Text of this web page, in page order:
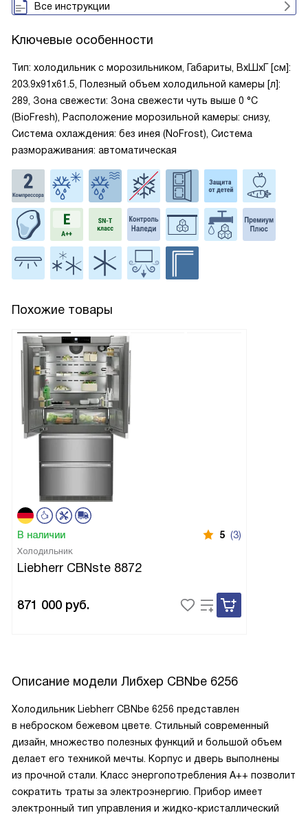
Все инструкции
Ключевые особенности
Тип: холодильник с морозильником, Габариты, ВxШxГ [см]:
203.9x91x61.5, Полезный объем холодильной камеры [л]:
289, Зона свежести: Зона свежести чуть выше 0 °С
(BioFresh), Расположение морозильной камеры: снизу,
Система охлаждения: без инея (NoFrost), Система
размораживания: автоматическая
Похожие товары
В наличии 5 (3)
Холодильник
Liebherr CBNste 8872
871 000 руб.
Описание модели Либхер CBNbe 6256
Холодильник Liebherr CBNbe 6256 представлен
в неброском бежевом цвете. Стильный современный
дизайн, множество полезных функций и большой объем
делает его техникой мечты. Корпус и дверь выполнены
из прочной стали. Класс энергопотребления А++ позволит
сократить траты за электроэнергию. Прибор имеет
электронный тип управления и жидко-кристаллический